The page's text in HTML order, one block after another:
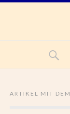
ARTIKEL MIT